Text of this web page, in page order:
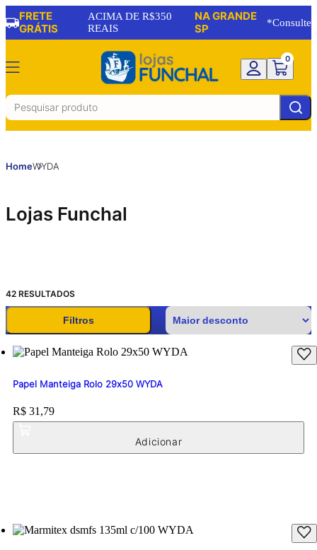
FRETE
GRÁTIS
ACIMA DE R$350
REAIS
NA GRANDE
SP
*Consulte
0
HomeWYDA
Lojas Funchal
42 RESULTADOS
Filtros
Papel Manteiga Rolo 29x50 WYDA
Price:
R$ 31,79